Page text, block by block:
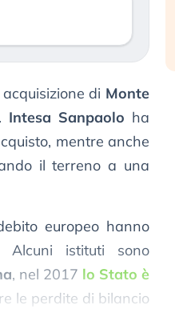
di Monte
Intesa Sanpaolo ha
mentre anche
il terreno a una
europeo hanno
Alcuni istituti sono
, nel 2017 lo Stato è
le perdite di bilancio